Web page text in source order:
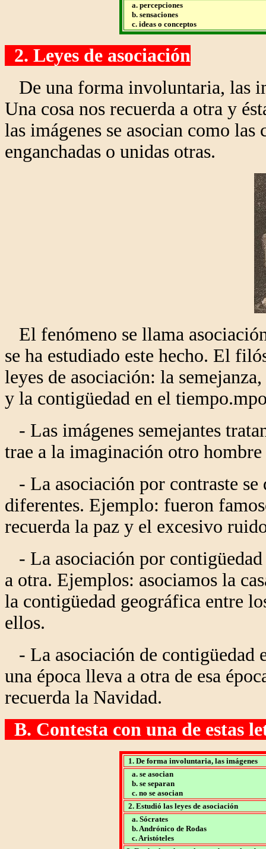
a. percepciones
b. sensaciones
c. ideas o conceptos
2. Leyes de asociación
De una forma involuntaria, las
Una cosa nos recuerda a otra y
las imágenes se asocian como
enganchadas o unidas otras.
El fenómeno se llama
se ha estudiado este hecho. El
leyes de asociación: la
y la contigüedad en el
- Las imágenes semejantes
trae a la imaginación otro
- La asociación por contraste se
diferentes. Ejemplo: fueron
recuerda la paz y el excesivo
- La asociación por contigüedad
a otra. Ejemplos: asociamos la
la contigüedad geográfica entre
ellos.
- La asociación de contigüedad
una época lleva a otra de esa
recuerda la Navidad.
B. Contesta con una de estas
1. De forma involuntaria, las imágenes
a. se asocian
b. se separan
c. no se asocian
2. Estudió las leyes de asociación
a. Sócrates
b. Andrónico de Rodas
c. Aristóteles